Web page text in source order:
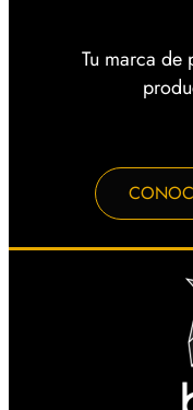
Tu marca de